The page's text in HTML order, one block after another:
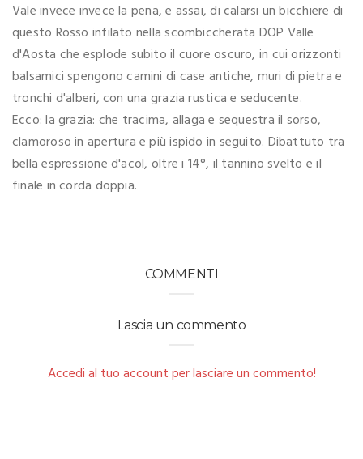
Vale invece invece la pena, e assai, di calarsi un bicchiere di
questo Rosso infilato nella scombiccherata DOP Valle
d'Aosta che esplode subito il cuore oscuro, in cui orizzonti
balsamici spengono camini di case antiche, muri di pietra e
tronchi d'alberi, con una grazia rustica e seducente.
Ecco: la grazia: che tracima, allaga e sequestra il sorso,
clamoroso in apertura e più ispido in seguito. Dibattuto tra
bella espressione d'acol, oltre i 14°, il tannino svelto e il
finale in corda doppia.
COMMENTI
Lascia un commento
Accedi al tuo account per lasciare un commento!